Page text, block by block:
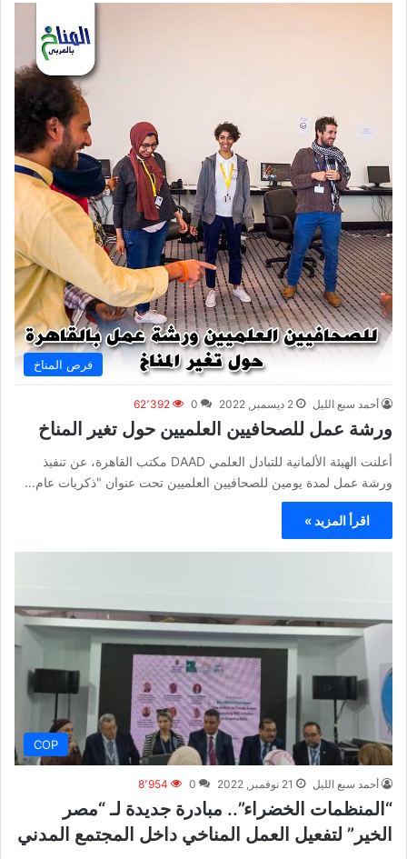
فرص المناخ
أحمد سبع الليل 2 ديسمبر, 2022 0 62٬392
ورشة عمل للصحافيين العلميين حول تغير المناخ
أعلنت الهيئة الألمانية للتبادل العلمي DAAD مكتب القاهرة، عن تنفيذ
ورشة عمل لمدة يومين للصحافيين العلميين تحت عنوان "ذكريات عام…
اقرأ المزيد »
COP
أحمد سبع الليل 21 نوفمبر, 2022 0 8٬954
“المنظمات الخضراء”.. مبادرة جديدة لـ “مصر
الخير” لتفعيل العمل المناخي داخل المجتمع المدني